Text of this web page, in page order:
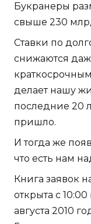
Букранеры
свыше 230
Ставки по
снижаются
делает нашу
последние 20
пришло.
И тогда же
что есть нам
Книга заявок
открыта с 10:00
августа 2010